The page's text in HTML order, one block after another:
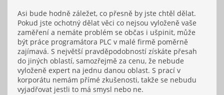
Asi bude hodně záležet, co přesně by jste chtěl dělat.
Pokud jste ochotný dělat věci co nejsou vyloženě vaše
zaměření a nemáte problém se občas i ušpinit, může
být práce programátora PLC v malé firmě poměrně
zajímavá. S největší pravděpodobností získáte přesah
do jiných oblastí, samozřejmě za cenu, že nebude
vyloženě expert na jednu danou oblast. S prací v
korporátu nemám přímé zkušenosti, takže se nebudu
vyjadřovat jestli to má smysl nebo ne.